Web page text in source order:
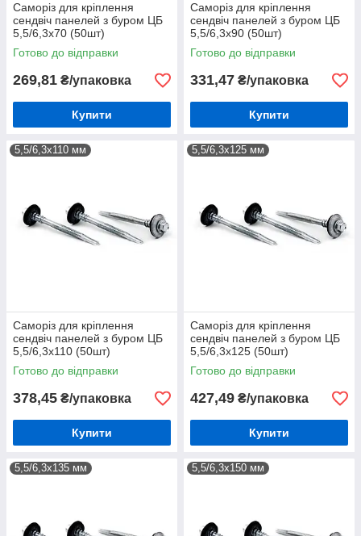
Саморіз для кріплення
сендвіч панелей з буром ЦБ
5,5/6,3х70 (50шт)
Готово до відправки
269,81 ₴/упаковка
Купити
Саморіз для кріплення
сендвіч панелей з буром ЦБ
5,5/6,3х90 (50шт)
Готово до відправки
331,47 ₴/упаковка
Купити
5,5/6,3х110 мм
Саморіз для кріплення
сендвіч панелей з буром ЦБ
5,5/6,3х110 (50шт)
Готово до відправки
378,45 ₴/упаковка
Купити
5,5/6,3х125 мм
Саморіз для кріплення
сендвіч панелей з буром ЦБ
5,5/6,3х125 (50шт)
Готово до відправки
427,49 ₴/упаковка
Купити
5,5/6,3х135 мм 5,5/6,3х150 мм